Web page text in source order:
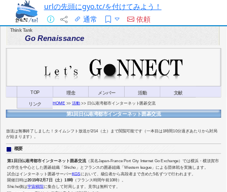
urlの先頭にgyo.tc/を付けてみよう！
通常
依頼